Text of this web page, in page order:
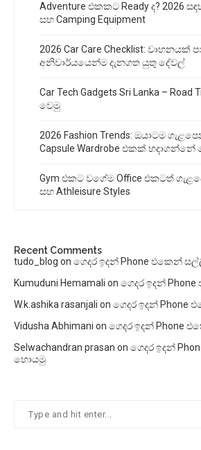
Adventure එකකට Ready ද? 2026
සහ Camping Equipment
2026 Car Care Checklist: වාහනයක්
අනිවාර්යයෙන්ම දැනගත යුතු දේවල්
Car Tech Gadgets Sri Lanka –
වෙමු
2026 Fashion Trends: ඔයාටම
Capsule Wardrobe එකක්
Gym එකට වගේම Office එකටත්
සහ Athleisure Styles
Recent Comments
tudo_blog on ගෙදර ඉදන් Phone එකෙන්
Kumuduni Hemamali on ගෙදර ඉදන්
W.k.ashika rasanjali on ගෙදර ඉදන්
Vidusha Abhimani on ගෙදර ඉදන් Phone
Selwachandran prasan on ගෙදර ඉදන්
හොයමු